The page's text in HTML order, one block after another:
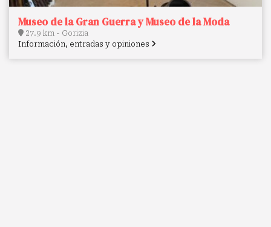
Museo de la Gran Guerra y Museo de la Moda
27.9 km - Gorizia
Información, entradas y opiniones